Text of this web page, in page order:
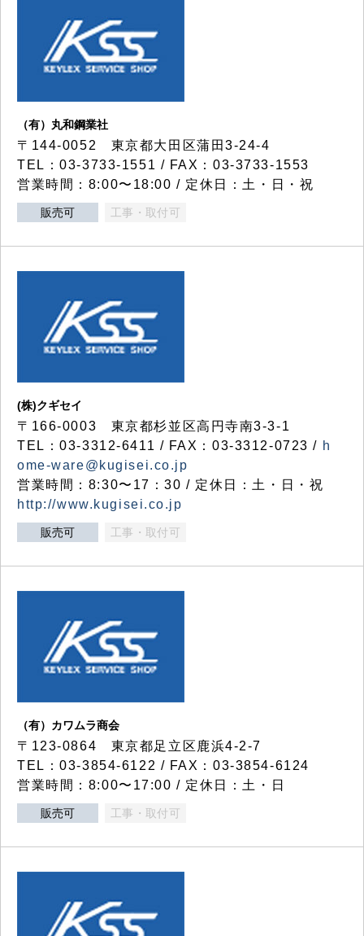
（有）丸和鋼業社
〒144-0052 東京都大田区蒲田3-24-4
TEL：03-3733-1551 / FAX：03-3733-1553
営業時間：8:00〜18:00 / 定休日：土・日・祝
販売可 工事・取付可
(株)クギセイ
〒166-0003 東京都杉並区高円寺南3-3-1
TEL：03-3312-6411 / FAX：03-3312-0723 / h
ome-ware@kugisei.co.jp
営業時間：8:30〜17：30 / 定休日：土・日・祝
http://www.kugisei.co.jp
販売可 工事・取付可
（有）カワムラ商会
〒123-0864 東京都足立区鹿浜4-2-7
TEL：03-3854-6122 / FAX：03-3854-6124
営業時間：8:00〜17:00 / 定休日：土・日
販売可 工事・取付可